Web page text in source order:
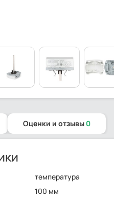
Оценки и отзывы 0
температура
100 мм